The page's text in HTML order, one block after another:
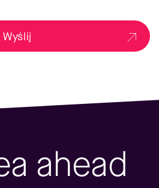
Wyślij
ahead